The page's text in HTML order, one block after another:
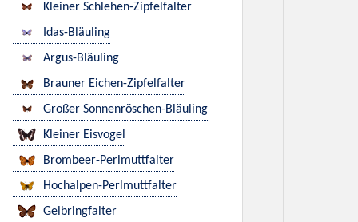
Kleiner Schlehen-Zipfelfalter
Idas-Bläuling
Argus-Bläuling
Brauner Eichen-Zipfelfalter
Großer Sonnenröschen-Bläuling
Kleiner Eisvogel
Brombeer-Perlmuttfalter
Hochalpen-Perlmuttfalter
Gelbringfalter